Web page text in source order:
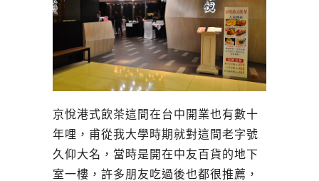
京悅港式飲茶這間在台中開業也有數十
年哩，甫從我大學時期就對這間老字號
久仰大名，當時是開在中友百貨的地下
室一樓，許多朋友吃過後也都很推薦，